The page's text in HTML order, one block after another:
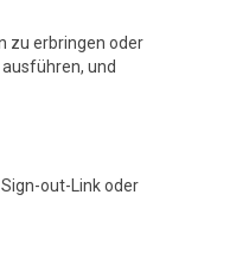
zu erbringen oder
und
out-Link oder